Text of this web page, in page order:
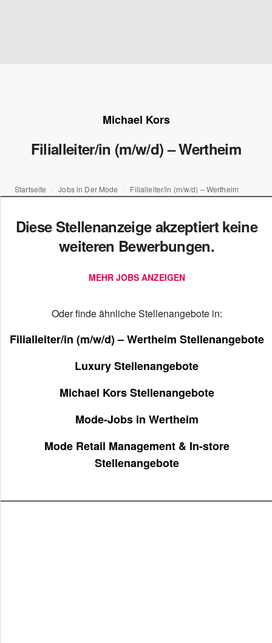
Michael Kors
Filialleiter/in (m/w/d) – Wertheim
Startseite Jobs in Der Mode Filialleiter/in (m/w/d) – Wertheim
Diese Stellenanzeige akzeptiert keine
weiteren Bewerbungen.
MEHR JOBS ANZEIGEN
Oder finde ähnliche Stellenangebote in:
Filialleiter/in (m/w/d) – Wertheim Stellenangebote
Luxury Stellenangebote
Michael Kors Stellenangebote
Mode-Jobs in Wertheim
Mode Retail Management & In-store
Stellenangebote